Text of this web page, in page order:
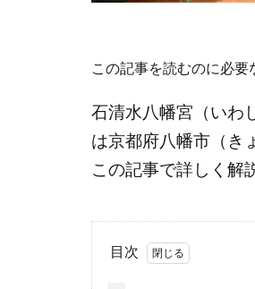
この記事を読むのに必要
石清水八幡宮（いわ
は京都府八幡市（き
この記事で詳しく解
目次